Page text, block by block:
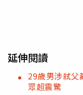
延伸閱讀
29歲男涉弒
眾超震驚